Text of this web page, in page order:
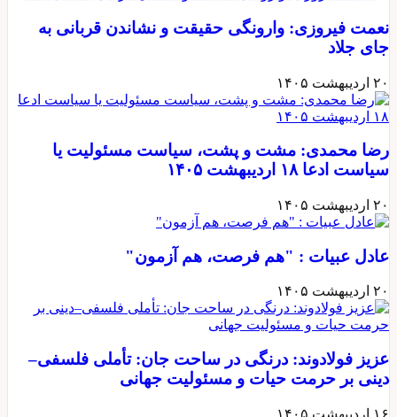
نعمت فیروزی: وارونگی حقیقت و نشاندن قربانی به
جای جلاد
۲۰ اردیبهشت ۱۴۰۵
رضا محمدی: مشت و پشت، سیاست مسئولیت یا
سیاست ادعا ۱۸ اردیبهشت ۱۴۰۵
۲۰ اردیبهشت ۱۴۰۵
عادل عبیات : "هم فرصت، هم آزمون"
۲۰ اردیبهشت ۱۴۰۵
عزیز فولادوند: درنگی در ساحت جان: تأملی فلسفی–
دینی بر حرمت حیات و مسئولیت جهانی
۱۶ اردیبهشت ۱۴۰۵